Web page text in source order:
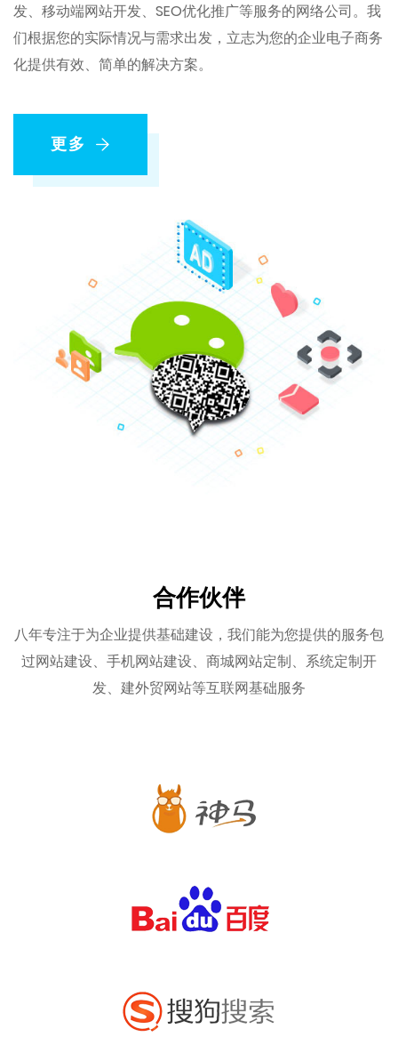
发、移动端网站开发、SEO优化推广等服务的网络公司。我
们根据您的实际情况与需求出发，立志为您的企业电子商务
化提供有效、简单的解决方案。
更多
合作伙伴
八年专注于为企业提供基础建设，我们能为您提供的服务包
过网站建设、手机网站建设、商城网站定制、系统定制开
发、建外贸网站等互联网基础服务